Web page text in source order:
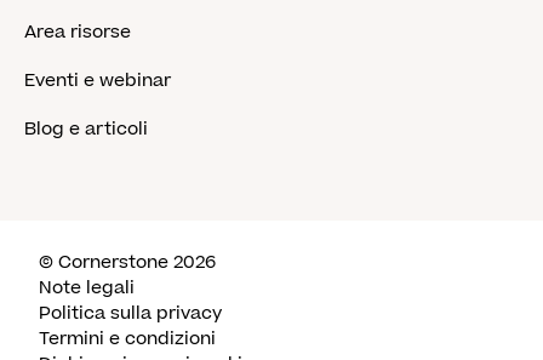
Area risorse
Eventi e webinar
Blog e articoli
© Cornerstone 2026
Note legali
Politica sulla privacy
Termini e condizioni